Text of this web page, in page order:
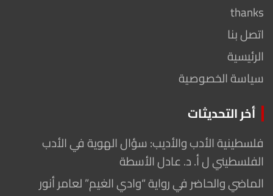
thanks
اتصل بنا
الرئيسية
سياسة الخصوصية
أخر التحديثات
فلسطينية الأدب والأديب: سؤال الهوية في الأدب
الفلسطيني ل أ. د. عادل الأسطة
الماضي والحاضر في رواية “وادي الغيم” لعامر أنور